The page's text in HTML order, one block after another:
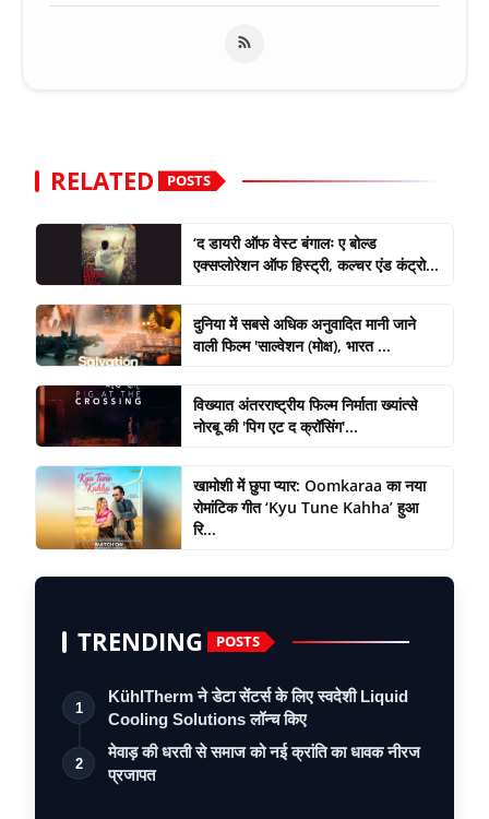
RELATED POSTS
‘द डायरी ऑफ वेस्ट बंगालः ए बोल्ड
एक्सप्लोरेशन ऑफ हिस्ट्री, कल्चर एंड कंट्रो...
दुनिया में सबसे अधिक अनुवादित मानी जाने
वाली फिल्म 'साल्वेशन (मोक्ष), भारत ...
विख्यात अंतरराष्ट्रीय फिल्म निर्माता ख्यांत्से
नोरबू की 'पिग एट द क्रॉसिंग'...
खामोशी में छुपा प्यार: Oomkaraa का नया
रोमांटिक गीत ‘Kyu Tune Kahha’ हुआ
रि...
TRENDING POSTS
1
KühlTherm ने डेटा सेंटर्स के लिए स्वदेशी Liquid
Cooling Solutions लॉन्च किए
2
मेवाड़ की धरती से समाज को नई क्रांति का धावक नीरज
प्रजापत